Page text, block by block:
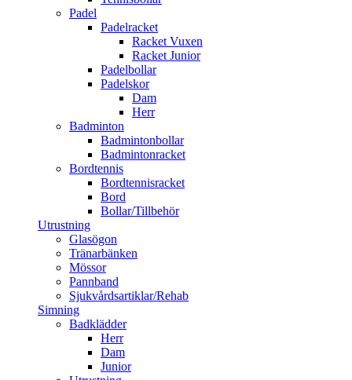
Padel
Padelracket
Racket Vuxen
Racket Junior
Padelbollar
Padelskor
Dam
Herr
Badminton
Badmintonbollar
Badmintonracket
Bordtennis
Bordtennisracket
Bord
Bollar/Tillbehör
Utrustning
Glasögon
Tränarbänken
Mössor
Pannband
Sjukvårdsartiklar/Rehab
Simning
Badklädder
Herr
Dam
Junior